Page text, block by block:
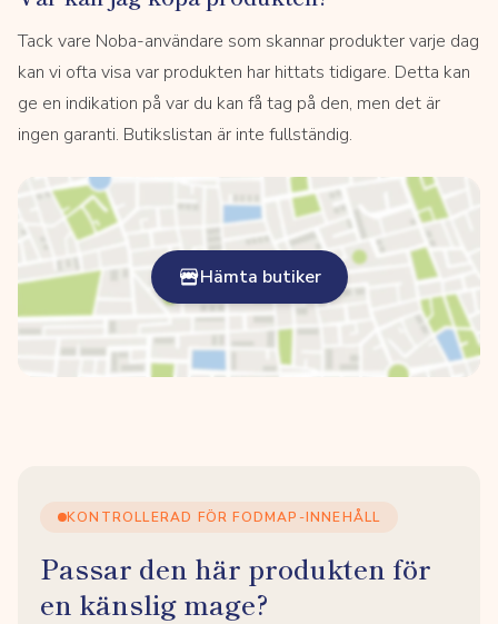
Tack vare Noba-användare som skannar produkter varje dag
kan vi ofta visa var produkten har hittats tidigare. Detta kan
ge en indikation på var du kan få tag på den, men det är
ingen garanti. Butikslistan är inte fullständig.
Hämta butiker
KONTROLLERAD FÖR FODMAP-INNEHÅLL
Passar den här produkten för
en känslig mage?